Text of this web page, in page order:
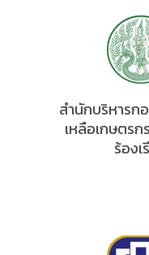
สำนักบริหารก
เหลือเกษตรก
ร้องเ